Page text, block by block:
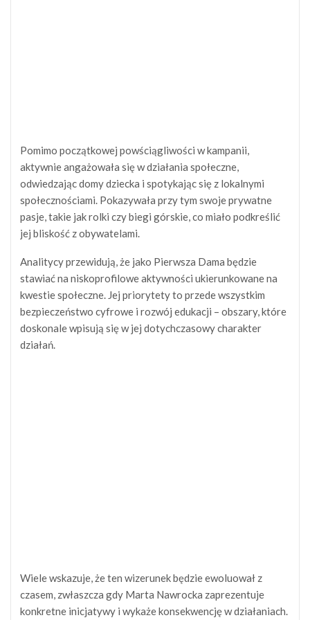
Pomimo początkowej powściągliwości w kampanii,
aktywnie angażowała się w działania społeczne,
odwiedzając domy dziecka i spotykając się z lokalnymi
społecznościami. Pokazywała przy tym swoje prywatne
pasje, takie jak rolki czy biegi górskie, co miało podkreślić
jej bliskość z obywatelami.
Analitycy przewidują, że jako Pierwsza Dama będzie
stawiać na niskoprofilowe aktywności ukierunkowane na
kwestie społeczne. Jej priorytety to przede wszystkim
bezpieczeństwo cyfrowe i rozwój edukacji – obszary, które
doskonale wpisują się w jej dotychczasowy charakter
działań.
Wiele wskazuje, że ten wizerunek będzie ewoluował z
czasem, zwłaszcza gdy Marta Nawrocka zaprezentuje
konkretne inicjatywy i wykaże konsekwencję w działaniach.